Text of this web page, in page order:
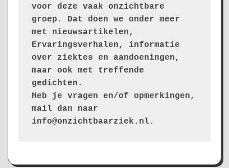
voor deze vaak onzichtbare
groep. Dat doen we onder meer
met nieuwsartikelen,
Ervaringsverhalen, informatie
over ziektes en aandoeningen,
maar ook met treffende
gedichten.
Heb je vragen en/of opmerkingen,
mail dan naar
info@onzichtbaarziek.nl.